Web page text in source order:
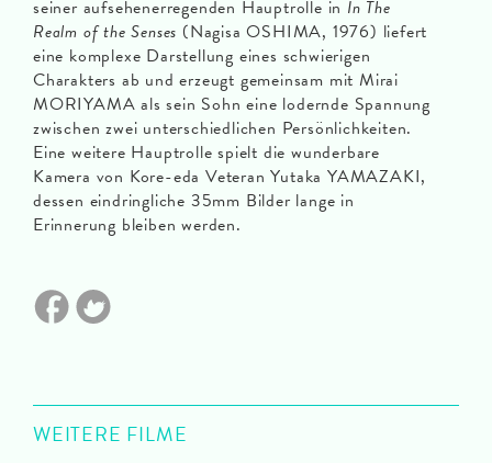
seiner aufsehenerregenden Hauptrolle in In The
Realm of the Senses (Nagisa OSHIMA, 1976) liefert
eine komplexe Darstellung eines schwierigen
Charakters ab und erzeugt gemeinsam mit Mirai
MORIYAMA als sein Sohn eine lodernde Spannung
zwischen zwei unterschiedlichen Persönlichkeiten.
Eine weitere Hauptrolle spielt die wunderbare
Kamera von Kore-eda Veteran Yutaka YAMAZAKI,
dessen eindringliche 35mm Bilder lange in
Erinnerung bleiben werden.
WEITERE FILME